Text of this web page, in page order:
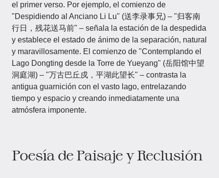
el primer verso. Por ejemplo, el comienzo de
"Despidiendo al Anciano Li Lu" (送李录事兄) – "归客南
行日，残花送马前" – señala la estación de la despedida
y establece el estado de ánimo de la separación, natural
y maravillosamente. El comienzo de "Contemplando el
Lago Dongting desde la Torre de Yueyang" (岳阳馆中望
洞庭湖) – "万古巴丘戍，平湖此望长" – contrasta la
antigua guarnición con el vasto lago, entrelazando
tiempo y espacio y creando inmediatamente una
atmósfera imponente.
Poesía de Paisaje y Reclusión